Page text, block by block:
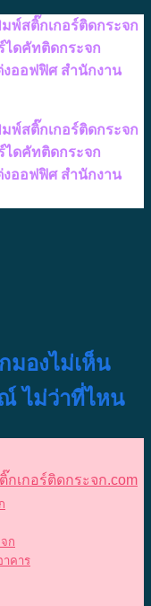
พ์สติ๊กเกอร์ติดกระจก
ไดคัทติดกระจก
งออฟฟิศ สำนักงาน
พ์สติ๊กเกอร์ติดกระจก
ไดคัทติดกระจก
งออฟฟิศ สำนักงาน
ก
าคาร
มองไม่เห็น
ไม่ว่าที่ไหน
กเกอร์ติดกระจก.com